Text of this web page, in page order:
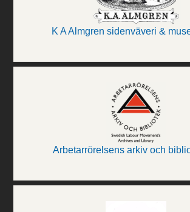
K A Almgren sidenväveri &
Arbetarrörelsens arkiv och